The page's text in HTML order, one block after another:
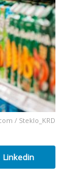
/ Steklo_KRD
Linkedin